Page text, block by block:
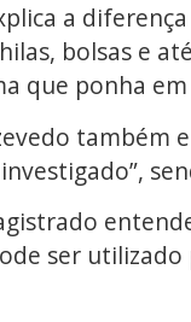
a
bolsas e
que ponha
também
ser